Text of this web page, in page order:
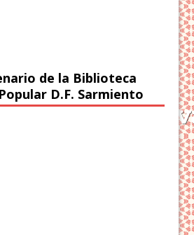
de la Biblioteca
D.F. Sarmiento